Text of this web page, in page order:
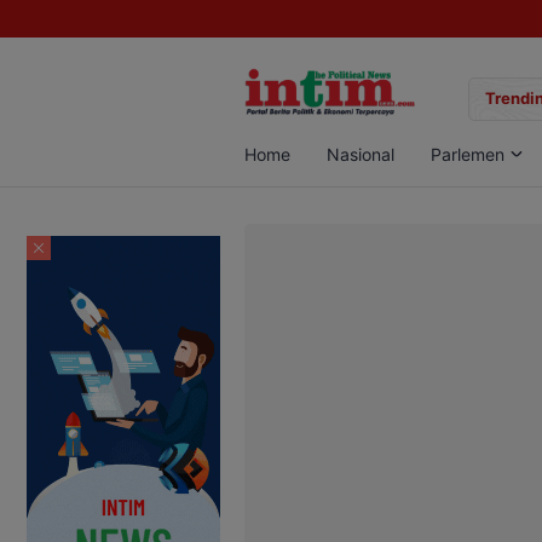
Sabu di Pangkalan Bun, Dua Pelaku Diamankan
Home Nasional Parlemen